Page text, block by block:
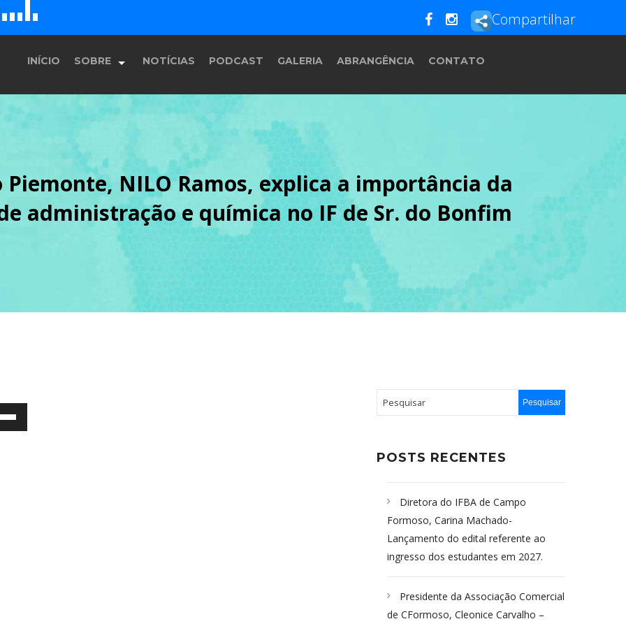
D
E F G Compartilhar
INÍCIO SOBRE
História
Equipe
Programação
NOTÍCIAS PODCAST GALERIA ABRANGÊNCIA CONTATO
Piemonte, NILO Ramos, explica a importância da
administração e química no IF de Sr. do Bonfim
POSTS RECENTES
Diretora do IFBA de Campo
Formoso, Carina Machado-
Lançamento do edital referente ao
ingresso dos estudantes em 2027.
Presidente da Associação Comercial
de CFormoso, Cleonice Carvalho –